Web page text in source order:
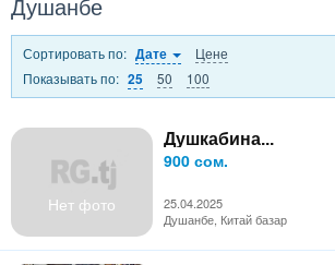
Сортировать по: Дате
Цене
Показывать по: 25 50 100
Нет фото
Душкабина...
900 сом.
25.04.2025
Душанбе, Китай базар